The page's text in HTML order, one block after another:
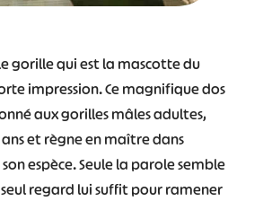
gorille qui est la mascotte du
impression. Ce magnifique dos
aux gorilles mâles adultes,
et règne en maître dans
espèce. Seule la parole semble
regard lui suffit pour ramener